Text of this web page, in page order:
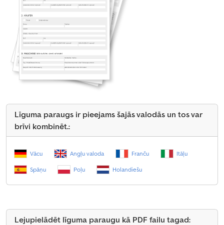
Līguma paraugs ir pieejams šajās valodās un tos var
brīvi kombinēt.:
Vācu Angļu valoda Franču Itāļu
Spāņu Poļu Holandiešu
Lejupielādēt līguma paraugu kā PDF failu tagad: